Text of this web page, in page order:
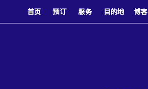
首页 预订 服务 目的地 博客